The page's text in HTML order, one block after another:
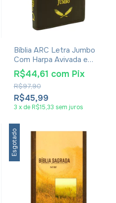
Bíblia ARC Letra Jumbo
Com Harpa Avivada e
Corinhos - Capa Luxo
Marrom Escuro
R$45,99
R$97,90
R$44,61 com Pix
3 x de R$15,33 sem juros
Esgotado